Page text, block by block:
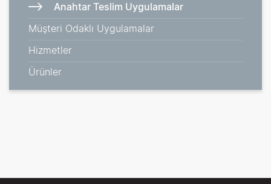
Anahtar Teslim Uygulamalar
Müşteri Odaklı Uygulamalar
Hizmetler
Ürünler